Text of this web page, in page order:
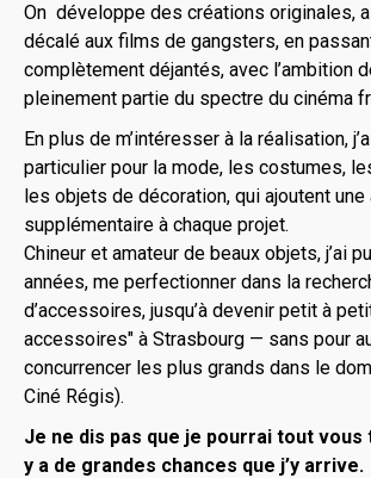
On développe des créations originales,
décalé aux films de gangsters, en
complètement déjantés, avec l’ambition
pleinement partie du spectre du cinéma
En plus de m’intéresser à la réalisation,
particulier pour la mode, les costumes,
les objets de décoration, qui ajoutent une
supplémentaire à chaque projet.
Chineur et amateur de beaux objets, j’ai
années, me perfectionner dans la
d’accessoires, jusqu’à devenir petit à
accessoires" à Strasbourg — sans pour
concurrencer les plus grands dans le
Ciné Régis).
Je ne dis pas que je pourrai tout vous
y a de grandes chances que j’y arrive.